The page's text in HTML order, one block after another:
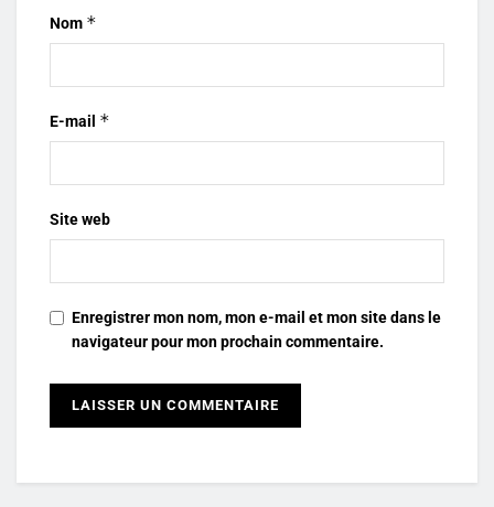
Nom *
E-mail *
Site web
Enregistrer mon nom, mon e-mail et mon site dans le
navigateur pour mon prochain commentaire.